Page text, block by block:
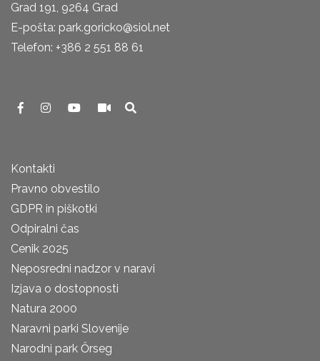
Grad 191, 9264 Grad
E-pošta: park.goricko@siol.net
Telefon: +386 2 551 88 61
Kontakti
Pravno obvestilo
GDPR in piškotki
Odpiralni čas
Cenik 2025
Neposredni nadzor v naravi
Izjava o dostopnosti
Natura 2000
Naravni parki Slovenije
Narodni park Őrseg